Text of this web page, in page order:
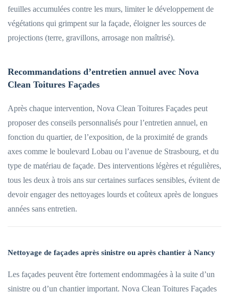
feuilles accumulées contre les murs, limiter le développement de
végétations qui grimpent sur la façade, éloigner les sources de
projections (terre, gravillons, arrosage non maîtrisé).
Recommandations d’entretien annuel avec Nova
Clean Toitures Façades
Après chaque intervention, Nova Clean Toitures Façades peut
proposer des conseils personnalisés pour l’entretien annuel, en
fonction du quartier, de l’exposition, de la proximité de grands
axes comme le boulevard Lobau ou l’avenue de Strasbourg, et du
type de matériau de façade. Des interventions légères et régulières,
tous les deux à trois ans sur certaines surfaces sensibles, évitent de
devoir engager des nettoyages lourds et coûteux après de longues
années sans entretien.
Nettoyage de façades après sinistre ou après chantier à Nancy
Les façades peuvent être fortement endommagées à la suite d’un
sinistre ou d’un chantier important. Nova Clean Toitures Façades